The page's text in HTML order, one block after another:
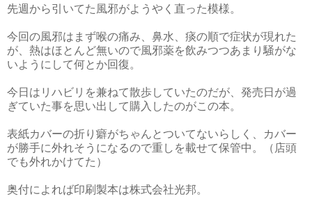
先週から引いてた風邪がようやく直った模様。
今回の風邪はまず喉の痛み、鼻水、痰の順で症状が現れた
が、熱はほとんど無いので風邪薬を飲みつつあまり騒がな
いようにして何とか回復。
今日はリハビリを兼ねて散歩していたのだが、発売日が過
ぎていた事を思い出して購入したのがこの本。
表紙カバーの折り癖がちゃんとついてないらしく、カバー
が勝手に外れそうになるので重しを載せて保管中。（店頭
でも外れかけてた）
奥付によれば印刷製本は株式会社光邦。